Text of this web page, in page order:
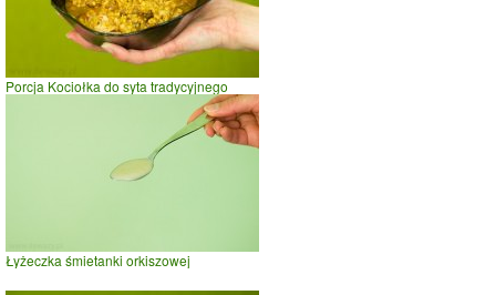
Porcja Kociołka do syta tradycyjnego
Łyżeczka śmietanki orkiszowej